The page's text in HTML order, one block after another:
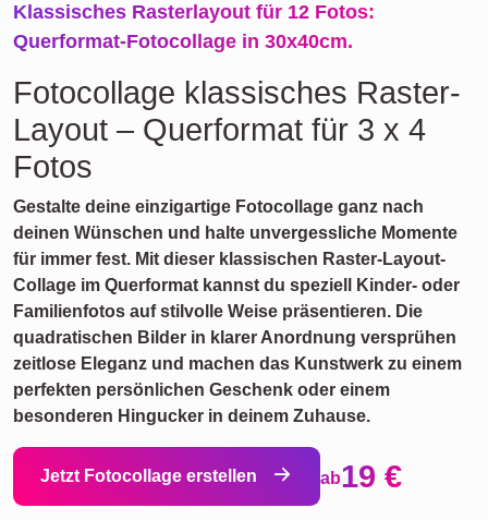
Klassisches Rasterlayout für 12 Fotos:
Querformat-Fotocollage in 30x40cm.
Fotocollage klassisches Raster-
Layout – Querformat für 3 x 4
Fotos
Gestalte deine einzigartige Fotocollage ganz nach
deinen Wünschen und halte unvergessliche Momente
für immer fest. Mit dieser klassischen Raster-Layout-
Collage im Querformat kannst du speziell Kinder- oder
Familienfotos auf stilvolle Weise präsentieren. Die
quadratischen Bilder in klarer Anordnung versprühen
zeitlose Eleganz und machen das Kunstwerk zu einem
perfekten persönlichen Geschenk oder einem
besonderen Hingucker in deinem Zuhause.
Jetzt Fotocollage erstellen ab19 €